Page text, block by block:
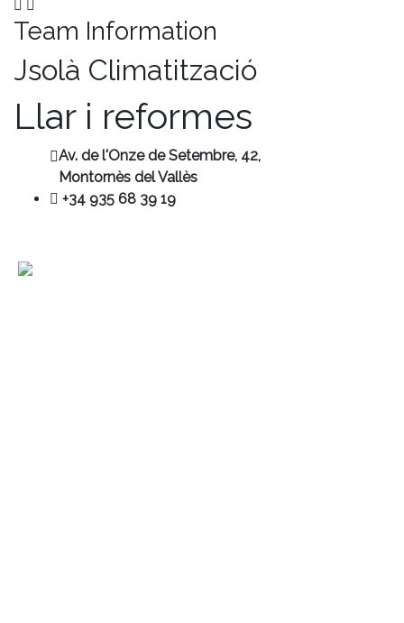
Team Information
Jsolà Climatització
Llar i reformes
Av. de l'Onze de Setembre, 42,
Montornès del Vallès
+34 935 68 39 19